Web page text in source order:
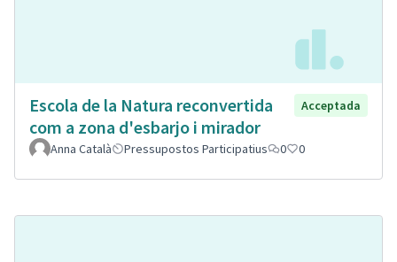
Escola de la Natura reconvertida
com a zona d'esbarjo i mirador
Acceptada
Anna Català Pressupostos Participatius 0 0